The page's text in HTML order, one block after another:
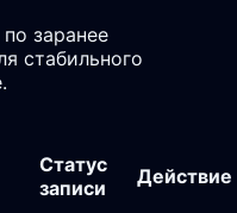
заранее
стабильного
Статус
записи
Действие